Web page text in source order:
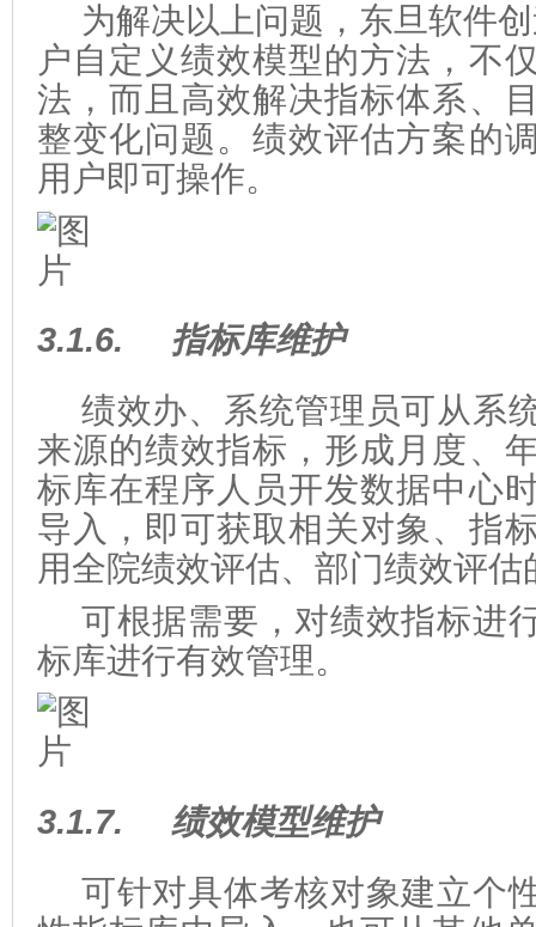
为解决以上问题，东旦软件
户自定义绩效模型的方法，不
法，而且高效解决指标体系、
整变化问题。绩效评估方案的
用户即可操作。
3.1.6.
指标库维护
绩效办、系统管理员可从系
来源的绩效指标，形成月度、
标库在程序人员开发数据中心
导入，即可获取相关对象、指
用全院绩效评估、部门绩效评估
可根据需要，对绩效指标进
标库进行有效管理。
3.1.7.
绩效模型维护
可针对具体考核对象建立个